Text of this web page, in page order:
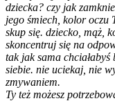
dziecka? czy jak
jego śmiech, kolor oczu
skup się. dziecko, mąż,
skoncentruj się na
tak jak sama
siebie. nie uciekaj, nie
zmywaniem.
Ty też możesz